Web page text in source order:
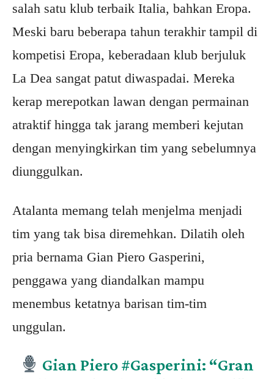
salah satu klub terbaik Italia, bahkan Eropa.
Meski baru beberapa tahun terakhir tampil di
kompetisi Eropa, keberadaan klub berjuluk
La Dea sangat patut diwaspadai. Mereka
kerap merepotkan lawan dengan permainan
atraktif hingga tak jarang memberi kejutan
dengan menyingkirkan tim yang sebelumnya
diunggulkan.
Atalanta memang telah menjelma menjadi
tim yang tak bisa diremehkan. Dilatih oleh
pria bernama Gian Piero Gasperini,
penggawa yang diandalkan mampu
menembus ketatnya barisan tim-tim
unggulan.
Gian Piero#Gasperini: “Gran